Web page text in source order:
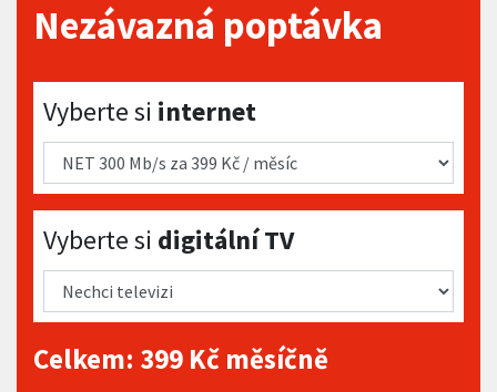
Nezávazná poptávka
Vyberte si internet
Vyberte si internet
Vyberte si digitální TV
Vyberte si digitální TV
Celkem: 399 Kč měsíčně